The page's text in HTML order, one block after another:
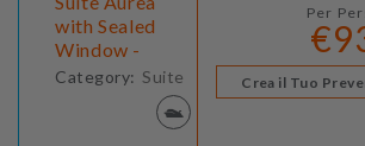
with Sealed
Window -
Category: Suite
Per
Crea il Tuo